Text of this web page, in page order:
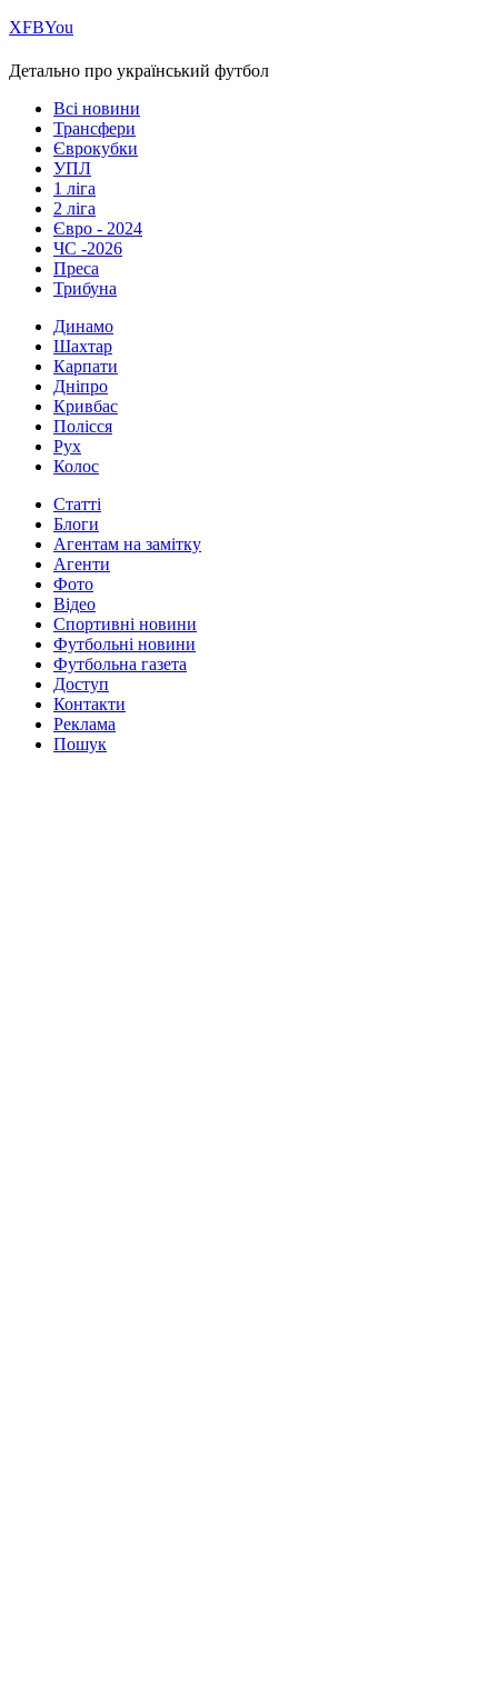
ХFBYou
Детально про український футбол
Всі новини
Трансфери
Єврокубки
УПЛ
1 ліга
2 ліга
Євро - 2024
ЧС -2026
Преса
Трибуна
Динамо
Шахтар
Карпати
Дніпро
Кривбас
Полісся
Рух
Колос
Статті
Блоги
Агентам на замітку
Агенти
Фото
Відео
Спортивні новини
Футбольні новини
Футбольна газета
Доступ
Контакти
Реклама
Пошук